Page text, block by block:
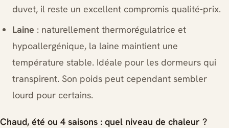
duvet, il reste un excellent compromis qualité-prix.
Laine : naturellement thermorégulatrice et
hypoallergénique, la laine maintient une
température stable. Idéale pour les dormeurs qui
transpirent. Son poids peut cependant sembler
lourd pour certains.
Chaud, été ou 4 saisons : quel niveau de chaleur ?